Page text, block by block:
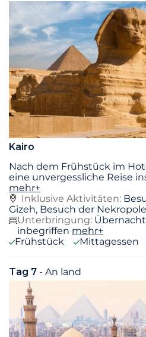
Kairo
Nach dem Frühstück im
eine unvergessliche Reise
mehr+
Inklusive Aktivitäten:
Gizeh, Besuch der
Unterbringung:
inbegriffen mehr+
Frühstück
Mittagessen
Tag 7 - An land